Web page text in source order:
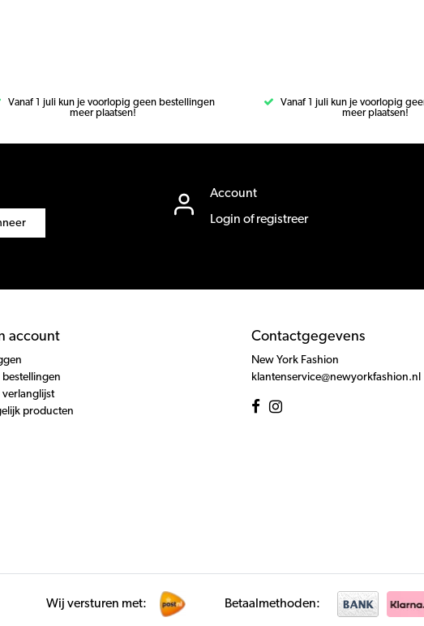
Vanaf 1 juli kun je voorlopig geen bestellingen
meer plaatsen!
Vanaf 1 juli kun je voorlopig
meer plaatsen!
Account
Login of registreer
account
verlanglijst
producten
Contactgegevens
New York Fashion
klantenservice@newyorkfashion.nl
Wij versturen met: Betaalmethoden: